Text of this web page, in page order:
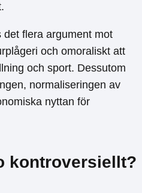
flera argument mot
och omoraliskt att
och sport. Dessutom
normaliseringen av
nyttan för
kontroversiellt?